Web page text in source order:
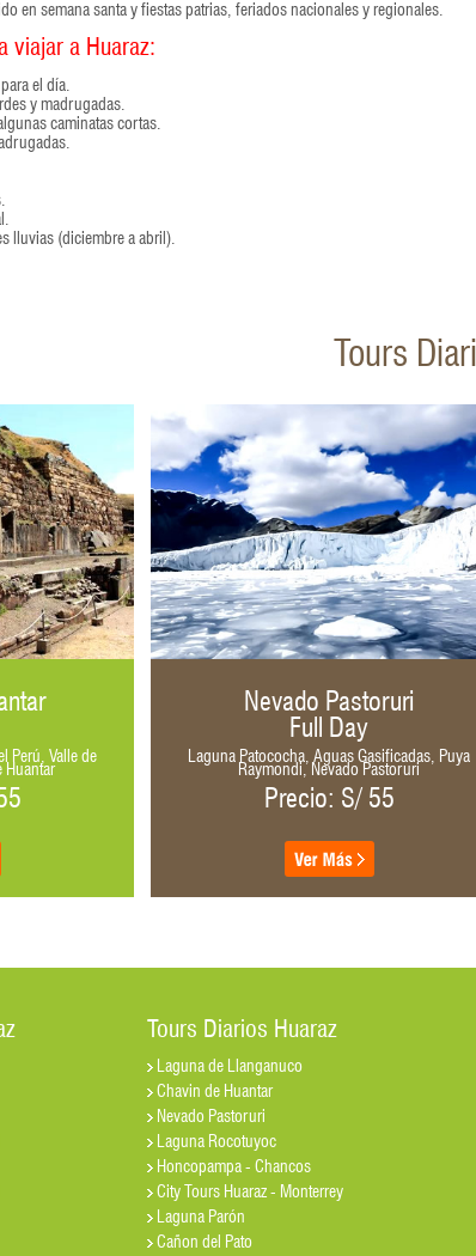
en semana santa y fiestas patrias, feriados nacionales y regionales.
viajar a Huaraz:
el día.
y madrugadas.
caminatas cortas.
lluvias (diciembre a abril).
Tours
Perú, Valle de
Huantar
Nevado Pastoruri
Full Day
Laguna Patococha, Aguas Gasificadas, Puya
Raymondi, Nevado Pastoruri
Precio: S/ 55
Tours Diarios Huaraz
Laguna de Llanganuco
Chavin de Huantar
Nevado Pastoruri
Laguna Rocotuyoc
Honcopampa - Chancos
City Tours Huaraz - Monterrey
Laguna Parón
Cañon del Pato